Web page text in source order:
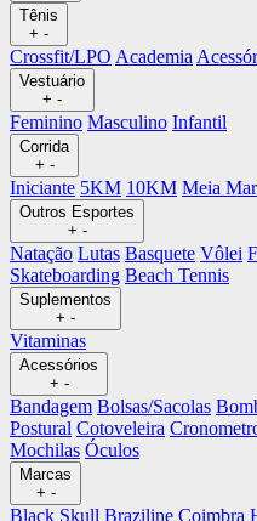
Tênis
+ -
Crossfit/LPO Academia
Vestuário
+ -
Feminino Masculino Infantil
Corrida
+ -
Iniciante 5KM 10KM Meia
Outros Esportes
+ -
Natação Lutas Basquete Vôlei
Skateboarding Beach Tennis
Suplementos
+ -
Vitaminas
Acessórios
+ -
Bandagem Bolsas/Sacolas
Postural Cotoveleira
Mochilas Óculos
Marcas
+ -
Black Skull Braziline Coimbra